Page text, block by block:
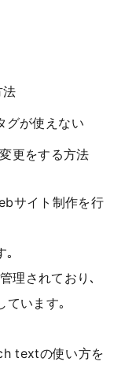
が使えない
更をする方法
サイト制作を行
｡
理されており､
ています｡
textの使い方を